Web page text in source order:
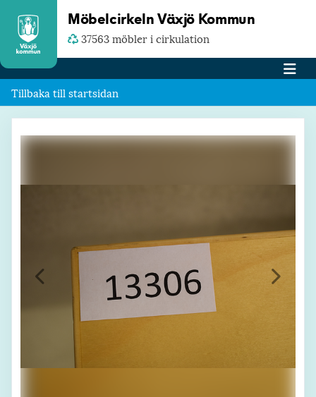
Möbelcirkeln Växjö Kommun
37563 möbler i cirkulation
Tillbaka till startsidan
Föregående Nästa